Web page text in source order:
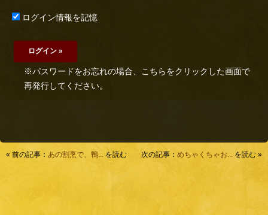
ログイン情報を記憶
※パスワードをお忘れの場合、こちらをクリックした画面で
再発行してください。
« 前の記事： あの割烹で、鴨... を読む 次の記事： めちゃくちゃお... を読む »